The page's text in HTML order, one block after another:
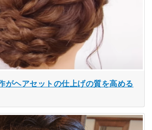
がヘアセットの仕上げの質を高める